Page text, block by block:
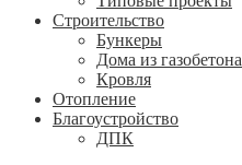
Строительство
Бункеры
Дома из газобетона
Кровля
Отопление
Благоустройство
ДПК